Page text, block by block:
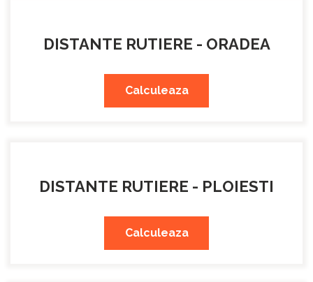
DISTANTE RUTIERE - ORADEA
Calculeaza
DISTANTE RUTIERE - PLOIESTI
Calculeaza